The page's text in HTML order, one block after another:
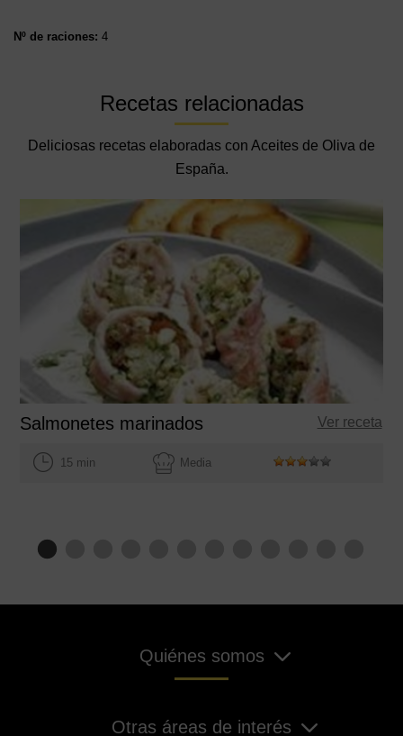
Nº de raciones: 4
Recetas relacionadas
Deliciosas recetas elaboradas con Aceites de Oliva de
España.
Salmonetes marinados Ver receta
15 min Media
Quiénes somos
Otras áreas de interés